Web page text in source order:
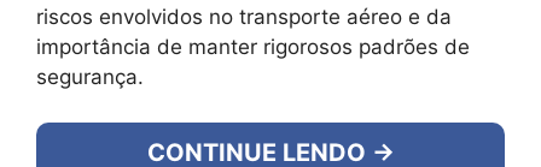
riscos envolvidos no transporte aéreo e da
importância de manter rigorosos padrões de
segurança.
CONTINUE LENDO →